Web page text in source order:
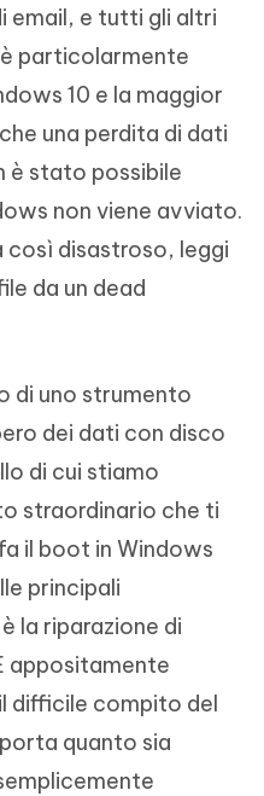
email, e tutti gli altri
particolarmente
10 e la maggior
una perdita di dati
è stato possibile
non viene avviato.
così disastroso, leggi
da un dead
di uno strumento
dei dati con disco
di cui stiamo
straordinario che ti
il boot in Windows
principali
la riparazione di
appositamente
difficile compito del
quanto sia